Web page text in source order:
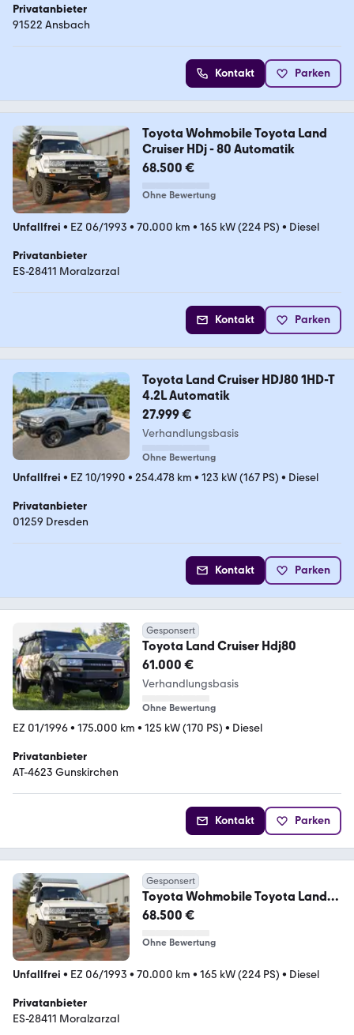
Privatanbieter
91522 Ansbach
Kontakt Parken
Toyota Wohmobile Toyota Land
Cruiser HDj - 80 Automatik
68.500 €
Ohne Bewertung
Unfallfrei • EZ 06/1993 • 70.000 km • 165 kW (224 PS) • Diesel
Privatanbieter
ES-28411 Moralzarzal
Kontakt Parken
Toyota Land Cruiser HDJ80 1HD-T
4.2L Automatik
27.999 €
Verhandlungsbasis
Ohne Bewertung
Unfallfrei • EZ 10/1990 • 254.478 km • 123 kW (167 PS) • Diesel
Privatanbieter
01259 Dresden
Kontakt Parken
Gesponsert
Toyota Land Cruiser Hdj80
61.000 €
Verhandlungsbasis
Ohne Bewertung
EZ 01/1996• 175.000 km • 125 kW (170 PS) • Diesel
Privatanbieter
AT-4623 Gunskirchen
Kontakt Parken
Gesponsert
Toyota Wohmobile Toyota Land
Cruiser HDj - 80 Automatik
68.500 €
Ohne Bewertung
Unfallfrei • EZ 06/1993 • 70.000 km • 165 kW (224 PS) • Diesel
Privatanbieter
ES-28411 Moralzarzal